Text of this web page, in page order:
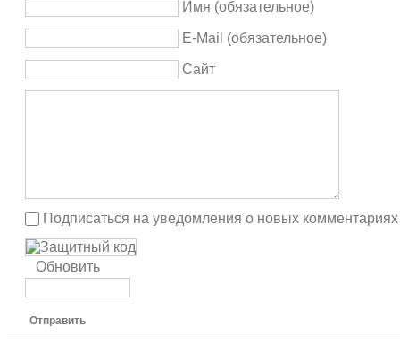
Имя (обязательное)
E-Mail (обязательное)
Сайт
Подписаться на уведомления о новых комментариях
Обновить
Отправить